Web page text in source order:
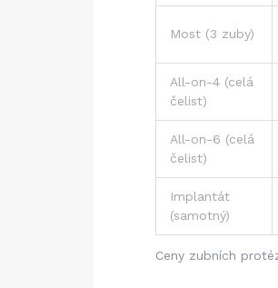
Ceny zubních
Most (3 zuby)
All-on-4 (celá
čelist)
All-on-6 (celá
čelist)
Implantát
(samotný)